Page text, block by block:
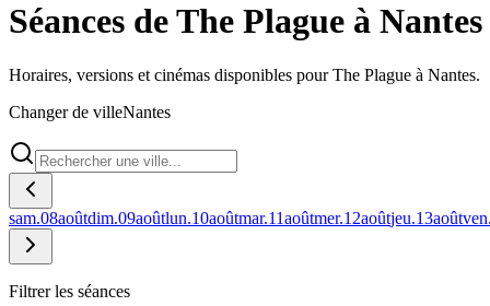
Séances de The Plague à Nantes
Horaires, versions et cinémas disponibles pour The Plague à Nantes.
Changer de villeNantes
sam.08aoûtdim.09aoûtlun.10aoûtmar.11aoûtmer.12aoûtjeu.13aoûtven.
Filtrer les séances